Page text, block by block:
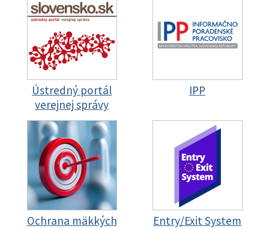
Ústredný portál
verejnej správy
IPP
Ochrana mäkkých
Entry/Exit System